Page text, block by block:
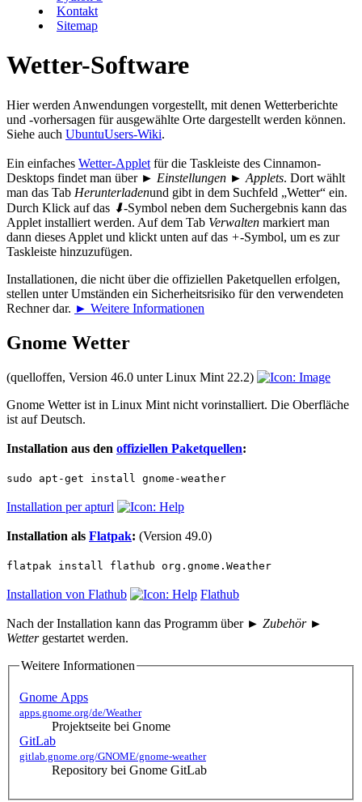
Kontakt
Sitemap
Wetter-Software
Hier werden Anwendungen vorgestellt, mit denen Wetterberichte
und -vorhersagen für ausgewählte Orte dargestellt werden können.
Siehe auch UbuntuUsers-Wiki.
Ein einfaches Wetter-Applet für die Taskleiste des Cinnamon-
Desktops findet man über ► Einstellungen ► Applets. Dort wählt
man das Tab Herunterladenund gibt in dem Suchfeld „Wetter“ ein.
Durch Klick auf das ⬇-Symbol neben dem Suchergebnis kann das
Applet installiert werden. Auf dem Tab Verwalten markiert man
dann dieses Applet und klickt unten auf das +-Symbol, um es zur
Taskleiste hinzuzufügen.
Installationen, die nicht über die offiziellen Paketquellen erfolgen,
stellen unter Umständen ein Sicherheitsrisiko für den verwendeten
Rechner dar. ► Weitere Informationen
Gnome Wetter
(quelloffen, Version 46.0 unter Linux Mint 22.2)
Gnome Wetter ist in Linux Mint nicht vorinstalliert. Die Oberfläche
ist auf Deutsch.
Installation aus den offiziellen Paketquellen:
sudo apt-get install gnome-weather
Installation per apturl
Installation als Flatpak: (Version 49.0)
flatpak install flathub org.gnome.Weather
Installation von Flathub Flathub
Nach der Installation kann das Programm über ► Zubehör ►
Wettergestartet werden.
Weitere Informationen
Gnome Apps
apps.gnome.org/de/Weather
Projektseite bei Gnome
GitLab
gitlab.gnome.org/GNOME/gnome-weather
Repository bei Gnome GitLab